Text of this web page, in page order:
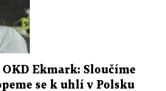
Ekmark: Sloučíme
se k uhlí v Polsku